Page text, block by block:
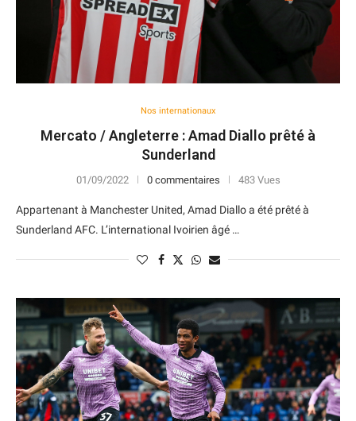
Nos internationaux
Mercato / Angleterre : Amad Diallo prêté à
Sunderland
01/09/2022 0 commentaires 483 Vues
Appartenant à Manchester United, Amad Diallo a été prêté à
Sunderland AFC. L’international Ivoirien âgé …